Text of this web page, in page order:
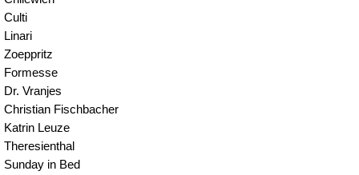
Culti
Linari
Zoeppritz
Formesse
Dr. Vranjes
Christian Fischbacher
Katrin Leuze
Theresienthal
Sunday in Bed